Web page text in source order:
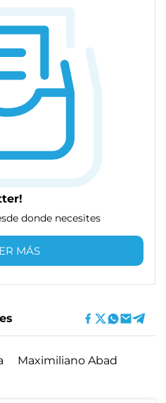
donde necesites
MÁS
Maximiliano Abad